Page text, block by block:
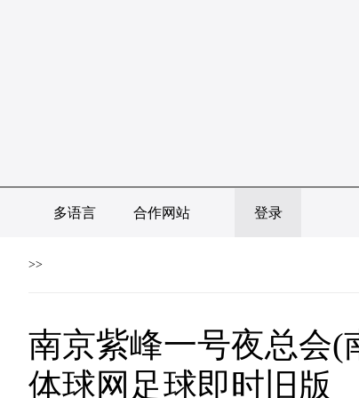
多语言 合作网站 登录
>>
南京紫峰一号夜总会(
体球网足球即时旧版